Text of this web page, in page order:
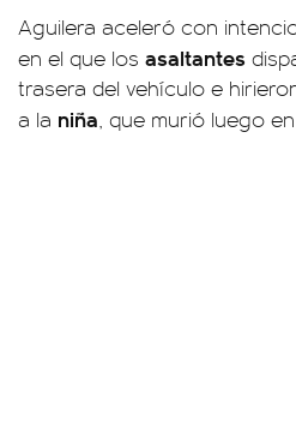
Aguilera aceleró con
en el que los asaltantes
trasera del vehículo e
a la niña, que murió luego